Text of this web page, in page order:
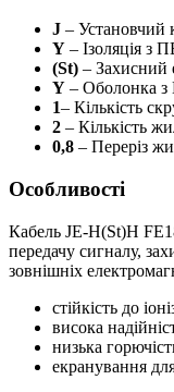
J – Установчий
Y – Ізоляція з
(St) – Захисний
Y – Оболонка
1– Кількість
2 – Кількість
0,8 – Переріз
Особливості
Кабель JE-H(St)H
передачу сигналу,
зовнішніх
стійкість до
висока
низька
екранування